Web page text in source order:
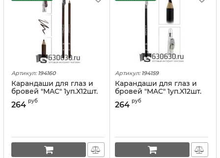
Артикул: 194160
Карандаши для глаз и
бровей "MAC" 1уп.X12шт.
(коричневые)
264 руб
Артикул: 194159
Карандаши для глаз и
бровей "MAC" 1уп.X12шт.
(черные)
264 руб